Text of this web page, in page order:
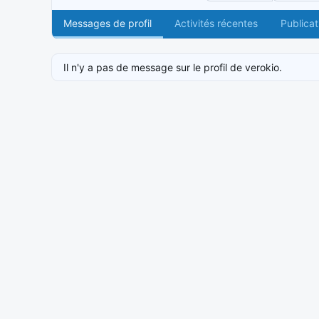
Messages de profil Activités récentes
Il n'y a pas de message sur le profil de verokio.